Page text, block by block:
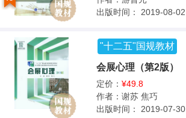
出版时间：
2019-08-02
"十二五"国规教材
会展心理（第2版）
定价： ¥49.8
作者： 谢苏 焦巧
出版时间：
2019-07-30